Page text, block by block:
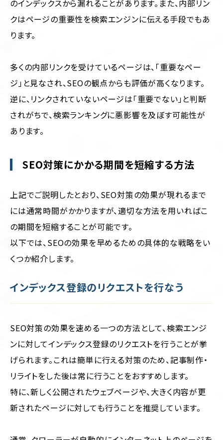
のインデックスから漏れることがあります。また、内部リン
クはページの重要性を検索エンジンに伝える手段でもあ
ります。
多くの内部リンクを受けているページは、「重要なペー
ジ」と見なされ、SEOの観点からも評価が高くなります。
逆に、リンクされていないページは「重要でない」と判断
されがちで、検索ランキングに悪影響を及ぼす可能性が
あります。
SEO対策にかかる期間を短縮する方法
上記でご説明したとおり、SEO対策の効果が現れるまで
には通常時間がかかりますが、適切な方法を用いればこ
の期間を短縮することが可能です。
以下では、SEOの効果を早めるための具体的な戦略をい
くつか紹介します。
インデックス登録のリクエストを行なう
SEO対策の効果を速める一つの方法として、検索エンジ
ンに対してインデックス登録のリクエストを行うことが挙
げられます。これは簡単に行える対策のため、記事制作・
リライトをした後は常に行うことをおすすめします。
特に、新しく公開されたウェブページや、大きく内容が更
新されたページに対しても行うことを推奨しています。